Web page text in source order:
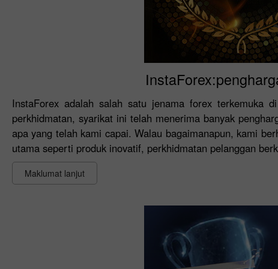
InstaForex adalah salah satu jenama forex terkemuka
perkhidmatan, syarikat ini telah menerima banyak
apa yang telah kami capai. Walau bagaimanapun, kami
utama seperti produk inovatif, perkhidmatan pelanggan
Maklumat lanjut